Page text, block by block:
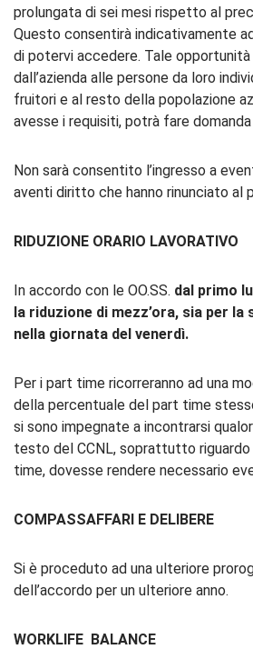
prolungata di sei mesi rispetto al
Questo consentirà indicativamente
di potervi accedere. Tale
dall’azienda alle persone da loro
fruitori e al resto della popolazione
avesse i requisiti, potrà fare
Non sarà consentito l’ingresso a
aventi diritto che hanno rinunciato al
RIDUZIONE ORARIO LAVORATIVO
In accordo con le OO.SS. dal primo
la riduzione di mezz’ora, sia per la
nella giornata del venerdì.
Per i part time ricorreranno ad una
della percentuale del part time
si sono impegnate a incontrarsi
testo del CCNL, soprattutto riguardo
time, dovesse rendere necessario
COMPASSAFFARI E DELIBERE
Si è proceduto ad una ulteriore
dell’accordo per un ulteriore anno.
WORKLIFE BALANCE